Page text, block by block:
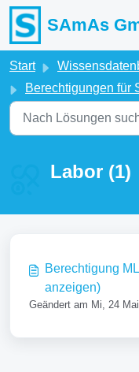
Zum hauptsächlichen
SAmAs
Start
Berechtigungen für
Labor (1)
Berechtigung
anzeigen)
Geändert am Mi, 24